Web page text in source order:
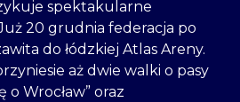
spektakularne
20 grudnia federacja po
do łódzkiej Atlas Areny.
aż dwie walki o pasy
o Wrocław” oraz